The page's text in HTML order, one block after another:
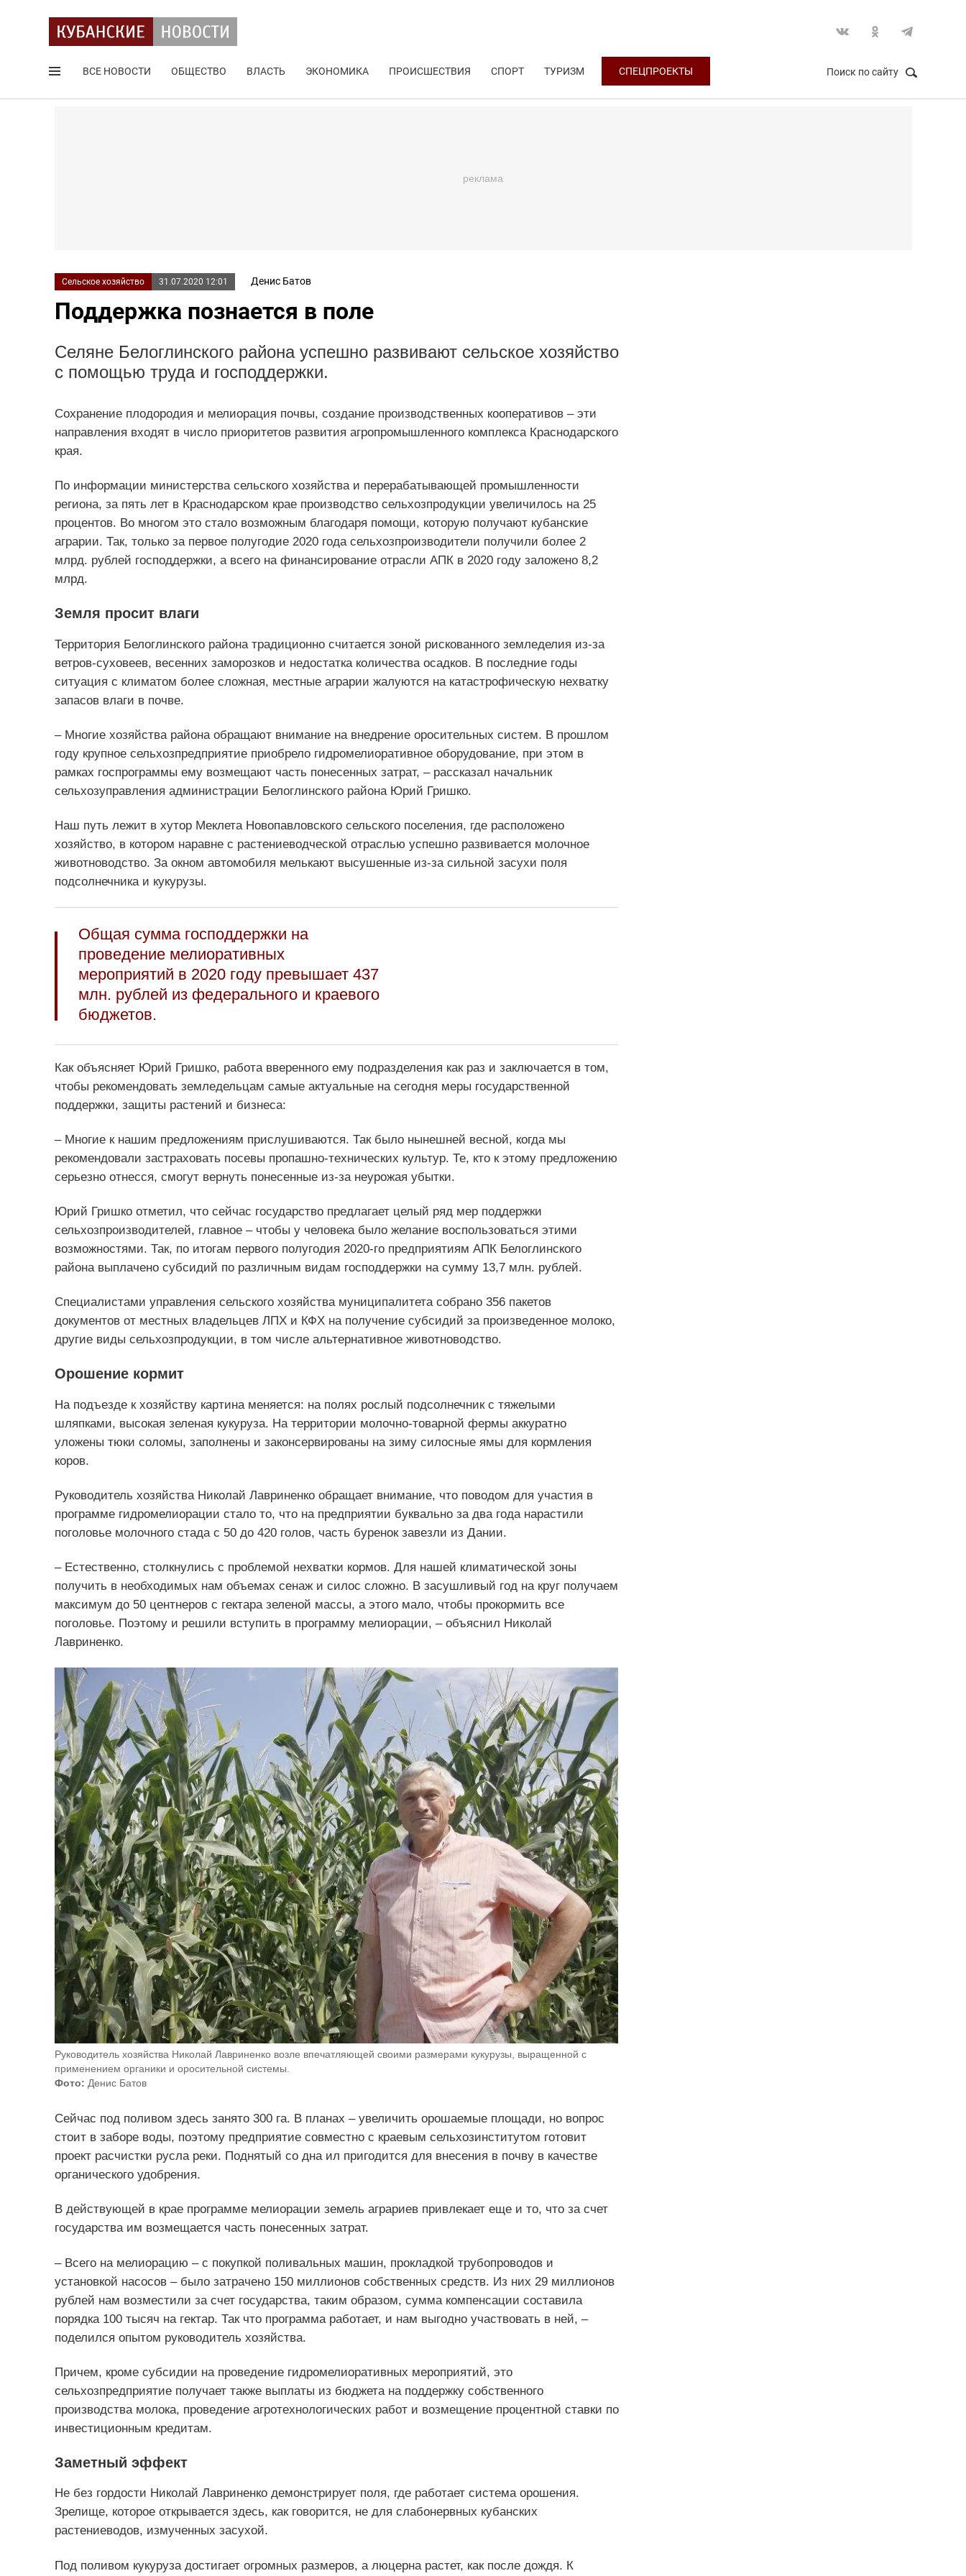
ВСЕ НОВОСТИ ОБЩЕСТВО ВЛАСТЬ ЭКОНОМИКА ПРОИСШЕСТВИЯ СПОРТ ТУРИЗМ СПЕЦПРОЕКТЫ Поиск по сайту
Сельское хозяйство 31.07.2020 12:01 Денис Батов
Поддержка познается в поле
Селяне Белоглинского района успешно развивают сельское хозяйство
с помощью труда и господдержки.
Сохранение плодородия и мелиорация почвы, создание производственных кооперативов – эти
направления входят в число приоритетов развития агропромышленного комплекса Краснодарского
края.
По информации министерства сельского хозяйства и перерабатывающей промышленности
региона, за пять лет в Краснодарском крае производство сельхозпродукции увеличилось на 25
процентов. Во многом это стало возможным благодаря помощи, которую получают кубанские
аграрии. Так, только за первое полугодие 2020 года сельхозпроизводители получили более 2
млрд. рублей господдержки, а всего на финансирование отрасли АПК в 2020 году заложено 8,2
млрд.
Земля просит влаги
Территория Белоглинского района традиционно считается зоной рискованного земледелия из-за
ветров-суховеев, весенних заморозков и недостатка количества осадков. В последние годы
ситуация с климатом более сложная, местные аграрии жалуются на катастрофическую нехватку
запасов влаги в почве.
– Многие хозяйства района обращают внимание на внедрение оросительных систем. В прошлом
году крупное сельхозпредприятие приобрело гидромелиоративное оборудование, при этом в
рамках госпрограммы ему возмещают часть понесенных затрат, – рассказал начальник
сельхозуправления администрации Белоглинского района Юрий Гришко.
Наш путь лежит в хутор Меклета Новопавловского сельского поселения, где расположено
хозяйство, в котором наравне с растениеводческой отраслью успешно развивается молочное
животноводство. За окном автомобиля мелькают высушенные из-за сильной засухи поля
подсолнечника и кукурузы.
Общая сумма господдержки на
проведение мелиоративных
мероприятий в 2020 году превышает 437
млн. рублей из федерального и краевого
бюджетов.
Как объясняет Юрий Гришко, работа вверенного ему подразделения как раз и заключается в том,
чтобы рекомендовать земледельцам самые актуальные на сегодня меры государственной
поддержки, защиты растений и бизнеса:
– Многие к нашим предложениям прислушиваются. Так было нынешней весной, когда мы
рекомендовали застраховать посевы пропашно-технических культур. Те, кто к этому предложению
серьезно отнесся, смогут вернуть понесенные из-за неурожая убытки.
Юрий Гришко отметил, что сейчас государство предлагает целый ряд мер поддержки
сельхозпроизводителей, главное – чтобы у человека было желание воспользоваться этими
возможностями. Так, по итогам первого полугодия 2020-го предприятиям АПК Белоглинского
района выплачено субсидий по различным видам господдержки на сумму 13,7 млн. рублей.
Специалистами управления сельского хозяйства муниципалитета собрано 356 пакетов
документов от местных владельцев ЛПХ и КФХ на получение субсидий за произведенное молоко,
другие виды сельхозпродукции, в том числе альтернативное животноводство.
Орошение кормит
На подъезде к хозяйству картина меняется: на полях рослый подсолнечник с тяжелыми
шляпками, высокая зеленая кукуруза. На территории молочно-товарной фермы аккуратно
уложены тюки соломы, заполнены и законсервированы на зиму силосные ямы для кормления
коров.
Руководитель хозяйства Николай Лавриненко обращает внимание, что поводом для участия в
программе гидромелиорации стало то, что на предприятии буквально за два года нарастили
поголовье молочного стада с 50 до 420 голов, часть буренок завезли из Дании.
– Естественно, столкнулись с проблемой нехватки кормов. Для нашей климатической зоны
получить в необходимых нам объемах сенаж и силос сложно. В засушливый год на круг получаем
максимум до 50 центнеров с гектара зеленой массы, а этого мало, чтобы прокормить все
поголовье. Поэтому и решили вступить в программу мелиорации, – объяснил Николай
Лавриненко.
Руководитель хозяйства Николай Лавриненко возле впечатляющей своими размерами кукурузы, выращенной с
применением органики и оросительной системы.
Фото: Денис Батов
Сейчас под поливом здесь занято 300 га. В планах – увеличить орошаемые площади, но вопрос
стоит в заборе воды, поэтому предприятие совместно с краевым сельхозинститутом готовит
проект расчистки русла реки. Поднятый со дна ил пригодится для внесения в почву в качестве
органического удобрения.
В действующей в крае программе мелиорации земель аграриев привлекает еще и то, что за счет
государства им возмещается часть понесенных затрат.
– Всего на мелиорацию – с покупкой поливальных машин, прокладкой трубопроводов и
установкой насосов – было затрачено 150 миллионов собственных средств. Из них 29 миллионов
рублей нам возместили за счет государства, таким образом, сумма компенсации составила
порядка 100 тысяч на гектар. Так что программа работает, и нам выгодно участвовать в ней, –
поделился опытом руководитель хозяйства.
Причем, кроме субсидии на проведение гидромелиоративных мероприятий, это
сельхозпредприятие получает также выплаты из бюджета на поддержку собственного
производства молока, проведение агротехнологических работ и возмещение процентной ставки по
инвестиционным кредитам.
Заметный эффект
Не без гордости Николай Лавриненко демонстрирует поля, где работает система орошения.
Зрелище, которое открывается здесь, как говорится, не для слабонервных кубанских
растениеводов, измученных засухой.
Под поливом кукуруза достигает огромных размеров, а люцерна растет, как после дождя. К